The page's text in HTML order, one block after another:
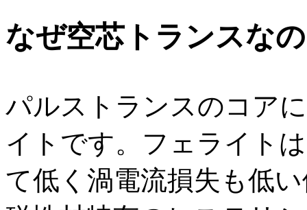
なぜ空芯トランスな
パルストランスのコア
イトです。フェライト
て低く渦電流損失も低